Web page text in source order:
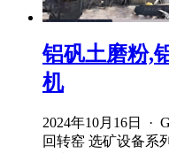
铝矾土磨粉,
机
2024年10月16日 ·
回转窑 选矿设备系